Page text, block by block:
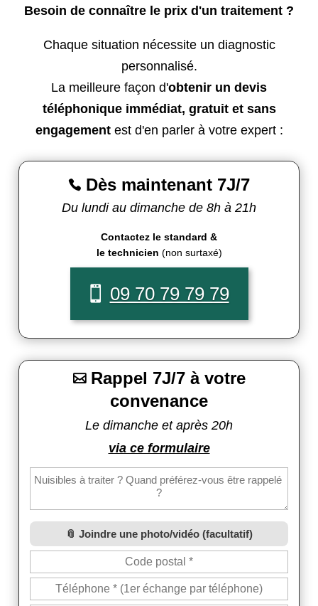
Besoin de connaître le prix d'un traitement ?
Chaque situation nécessite un diagnostic
personnalisé.
La meilleure façon d'obtenir un devis
téléphonique immédiat, gratuit et sans
engagementest d'en parler à votre expert :
 Dès maintenant 7J/7
Du lundi au dimanche de 8h à 21h
Contactez le standard &
le technicien (non surtaxé)
09 70 79 79 79
Rappel 7J/7 à votre
convenance
Le dimanche et après 20h
via ce formulaire
Joindre une photo/vidéo (facultatif)